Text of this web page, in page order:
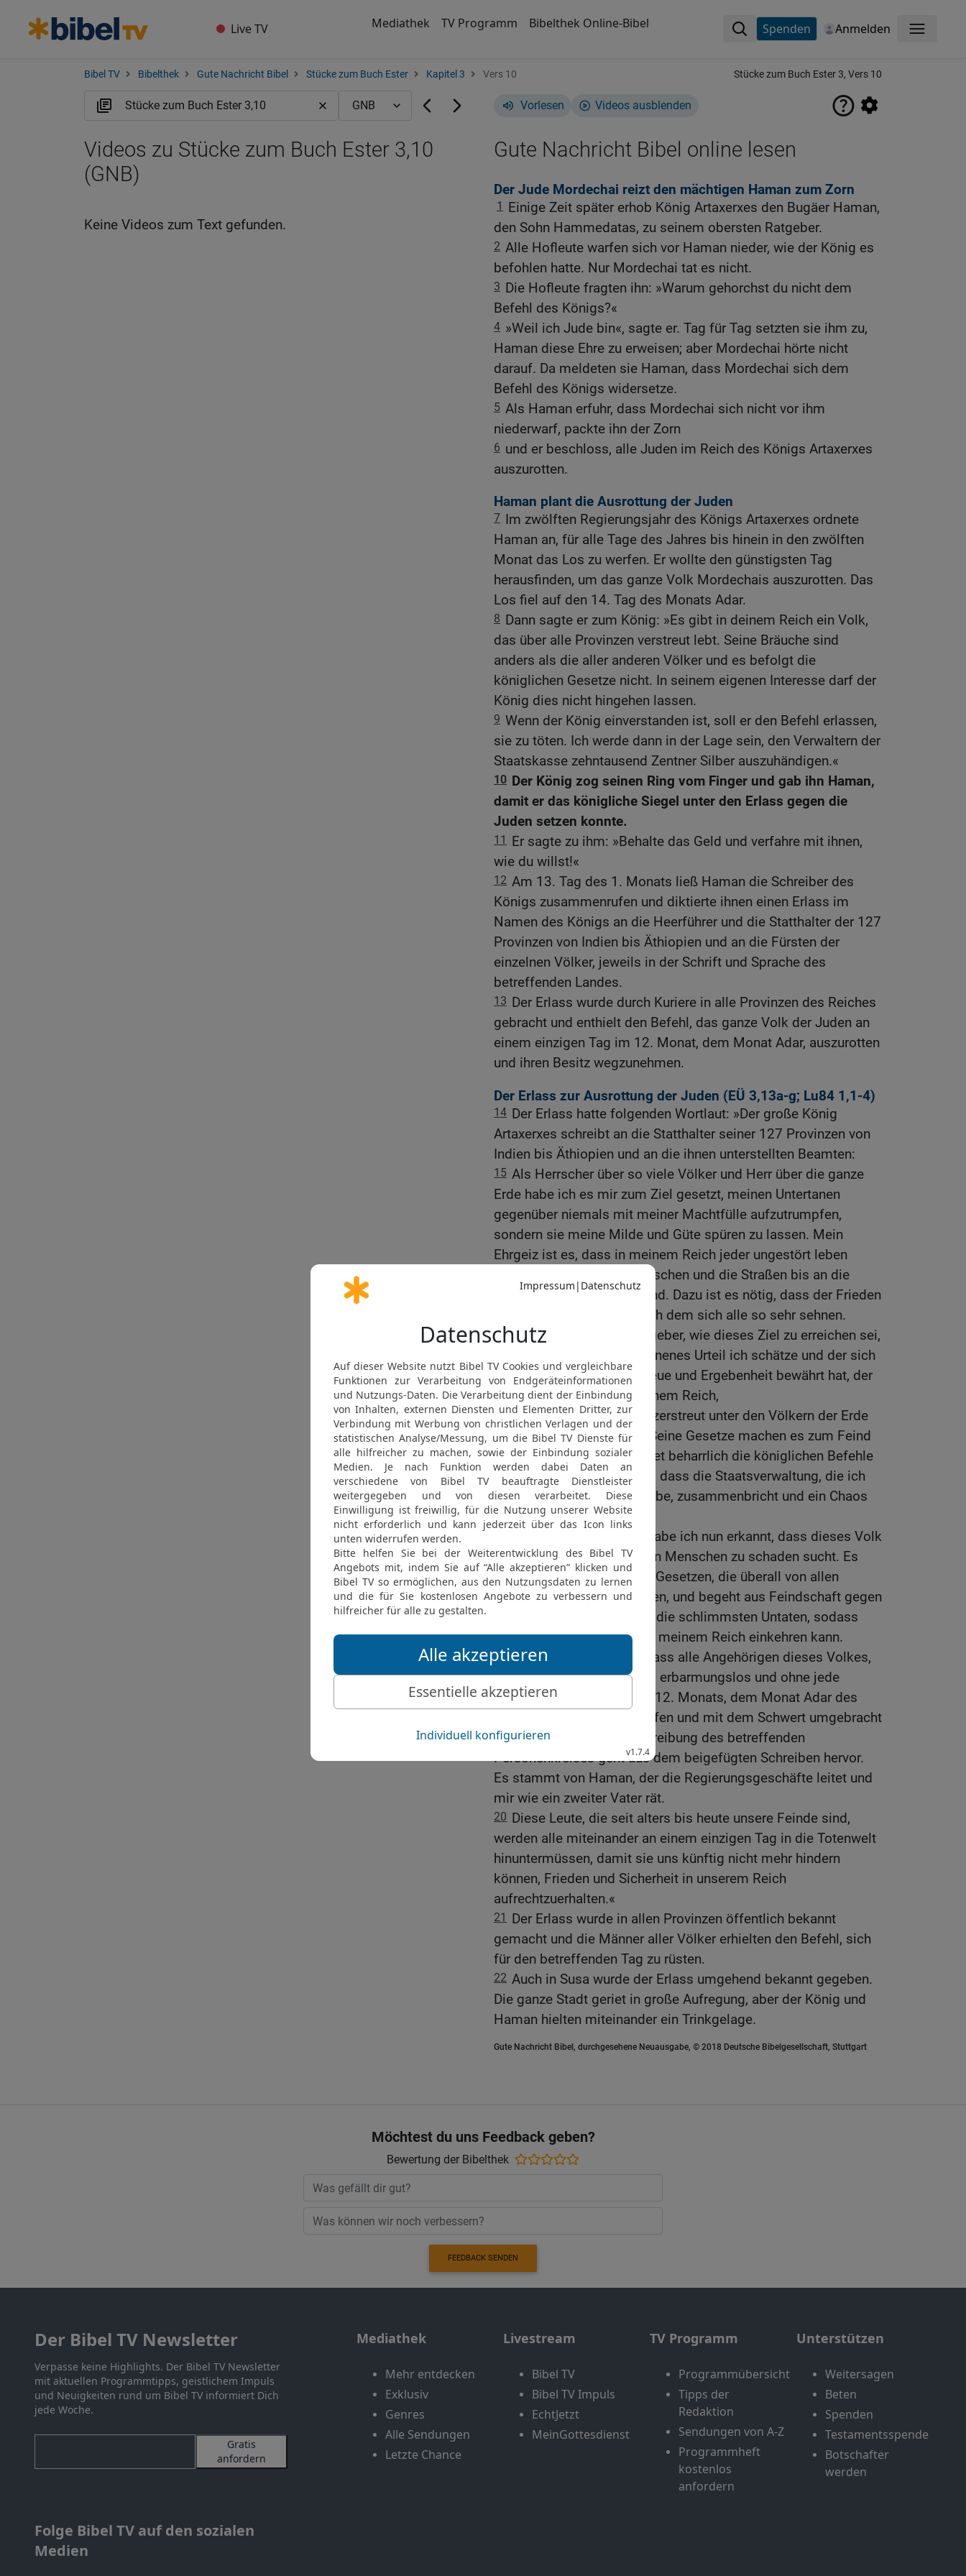
Live TV Mediathek TV Programm Bibelthek Online-Bibel Spenden Anmelden Menü
Bibel TV Bibelthek Gute Nachricht Bibel Stücke zum Buch Ester Kapitel 3 Vers 10 Stücke zum Buch Ester 3, Vers 10
Vorlesen Videos ausblenden
Gute Nachricht Bibel online lesen
Der Jude Mordechai reizt den mächtigen Haman zum Zorn
1
Einige Zeit später erhob König Artaxerxes den Bugäer Haman,
den Sohn Hammedatas, zu seinem obersten Ratgeber.
2 Alle Hofleute warfen sich vor Haman nieder, wie der König es
befohlen hatte. Nur Mordechai tat es nicht.
3 Die Hofleute fragten ihn: »Warum gehorchst du nicht dem
Befehl des Königs?«
4 »Weil ich Jude bin«, sagte er. Tag für Tag setzten sie ihm zu,
Haman diese Ehre zu erweisen; aber Mordechai hörte nicht
darauf. Da meldeten sie Haman, dass Mordechai sich dem
Befehl des Königs widersetze.
5 Als Haman erfuhr, dass Mordechai sich nicht vor ihm
niederwarf, packte ihn der Zorn
6 und er beschloss, alle Juden im Reich des Königs Artaxerxes
auszurotten.
Haman plant die Ausrottung der Juden
7 Im zwölften Regierungsjahr des Königs Artaxerxes ordnete
Haman an, für alle Tage des Jahres bis hinein in den zwölften
Monat das Los zu werfen. Er wollte den günstigsten Tag
herausfinden, um das ganze Volk Mordechais auszurotten. Das
Los fiel auf den 14. Tag des Monats Adar.
8 Dann sagte er zum König: »Es gibt in deinem Reich ein Volk,
das über alle Provinzen verstreut lebt. Seine Bräuche sind
anders als die aller anderen Völker und es befolgt die
königlichen Gesetze nicht. In seinem eigenen Interesse darf der
König dies nicht hingehen lassen.
9 Wenn der König einverstanden ist, soll er den Befehl erlassen,
sie zu töten. Ich werde dann in der Lage sein, den Verwaltern der
Staatskasse zehntausend Zentner Silber auszuhändigen.«
10 Der König zog seinen Ring vom Finger und gab ihn Haman,
damit er das königliche Siegel unter den Erlass gegen die
Juden setzen konnte.
11
Er sagte zu ihm: »Behalte das Geld und verfahre mit ihnen,
wie du willst!«
12 Am 13. Tag des 1. Monats ließ Haman die Schreiber des
Königs zusammenrufen und diktierte ihnen einen Erlass im
Namen des Königs an die Heerführer und die Statthalter der 127
Provinzen von Indien bis Äthiopien und an die Fürsten der
einzelnen Völker, jeweils in der Schrift und Sprache des
betreffenden Landes.
13 Der Erlass wurde durch Kuriere in alle Provinzen des Reiches
gebracht und enthielt den Befehl, das ganze Volk der Juden an
einem einzigen Tag im 12. Monat, dem Monat Adar, auszurotten
und ihren Besitz wegzunehmen.
Der Erlass zur Ausrottung der Juden (EÜ 3,13a-g; Lu84 1,1-4)
14 Der Erlass hatte folgenden Wortlaut: »Der große König
Artaxerxes schreibt an die Statthalter seiner 127 Provinzen von
Indien bis Äthiopien und an die ihnen unterstellten Beamten:
15 Als Herrscher über so viele Völker und Herr über die ganze
Erde habe ich es mir zum Ziel gesetzt, meinen Untertanen
gegenüber niemals mit meiner Machtfülle aufzutrumpfen,
sondern sie meine Milde und Güte spüren zu lassen. Mein
Ehrgeiz ist es, dass in meinem Reich jeder ungestört leben
kann, dass gute Sitten herrschen und die Straßen bis an die
fernsten Grenzen sicher sind. Dazu ist es nötig, dass der Frieden
wiederhergestellt wird, nach dem sich alle so sehr sehnen.
16 Ich befragte meine Ratgeber, wie dieses Ziel zu erreichen sei,
und Haman, dessen besonnenes Urteil ich schätze und der sich
durch unerschütterliche Treue und Ergebenheit bewährt hat, der
zweithöchste Mann in meinem Reich,
17 hat mir gesagt: Da lebt zerstreut unter den Völkern der Erde
ein heimtückisches Volk. Seine Gesetze machen es zum Feind
aller anderen. Es missachtet beharrlich die königlichen Befehle
und das muss dazu führen, dass die Staatsverwaltung, die ich
so umsichtig aufgebaut habe, zusammenbricht und ein Chaos
entsteht.
Dank diesem Hinweis habe ich nun erkannt, dass dieses Volk
als einziges beharrlich allen Menschen zu schaden sucht. Es
richtet sich nicht nach den Gesetzen, die überall von allen
Menschen anerkannt werden, und begeht aus Feindschaft gegen
meine Regierungstätigkeit die schlimmsten Untaten, sodass
keine Ruhe und Ordnung in meinem Reich einkehren kann.
19 Deshalb ordne ich an, dass alle Angehörigen dieses Volkes,
Männer, Frauen und Kinder, erbarmungslos und ohne jede
Schonung am 14. Tag des 12. Monats, dem Monat Adar des
laufenden Jahres, angegriffen und mit dem Schwert umgebracht
werden. Die genaue Beschreibung des betreffenden
Personenkreises geht aus dem beigefügten Schreiben hervor.
Es stammt von Haman, der die Regierungsgeschäfte leitet und
mir wie ein zweiter Vater rät.
20 Diese Leute, die seit alters bis heute unsere Feinde sind,
werden alle miteinander an einem einzigen Tag in die Totenwelt
hinuntermüssen, damit sie uns künftig nicht mehr hindern
können, Frieden und Sicherheit in unserem Reich
aufrechtzuerhalten.«
21 Der Erlass wurde in allen Provinzen öffentlich bekannt
gemacht und die Männer aller Völker erhielten den Befehl, sich
für den betreffenden Tag zu rüsten.
22 Auch in Susa wurde der Erlass umgehend bekannt gegeben.
Die ganze Stadt geriet in große Aufregung, aber der König und
Haman hielten miteinander ein Trinkgelage.
Gute Nachricht Bibel, durchgesehene Neuausgabe, © 2018 Deutsche Bibelgesellschaft, Stuttgart
Videos zu Stücke zum Buch Ester 3,10
(GNB)
Keine Videos zum Text gefunden.
Möchtest du uns Feedback geben?
Bewertung der Bibelthek
FEEDBACK SENDEN
Der Bibel TV Newsletter
Verpasse keine Highlights. Der Bibel TV Newsletter
mit aktuellen Programmtipps, geistlichem Impuls
und Neuigkeiten rund um Bibel TV informiert Dich
jede Woche.
Gratis
anfordern
Folge Bibel TV auf den sozialen
Medien
Mediathek
Mehr entdecken
Exklusiv
Genres
Alle Sendungen
Letzte Chance
Livestream
Bibel TV
Bibel TV Impuls
EchtJetzt
MeinGottesdienst
TV Programm
Programmübersicht
Tipps der
Redaktion
Sendungen von A-Z
Programmheft
kostenlos
anfordern
Unterstützen
Weitersagen
Beten
Spenden
Testamentsspende
Botschafter
werden